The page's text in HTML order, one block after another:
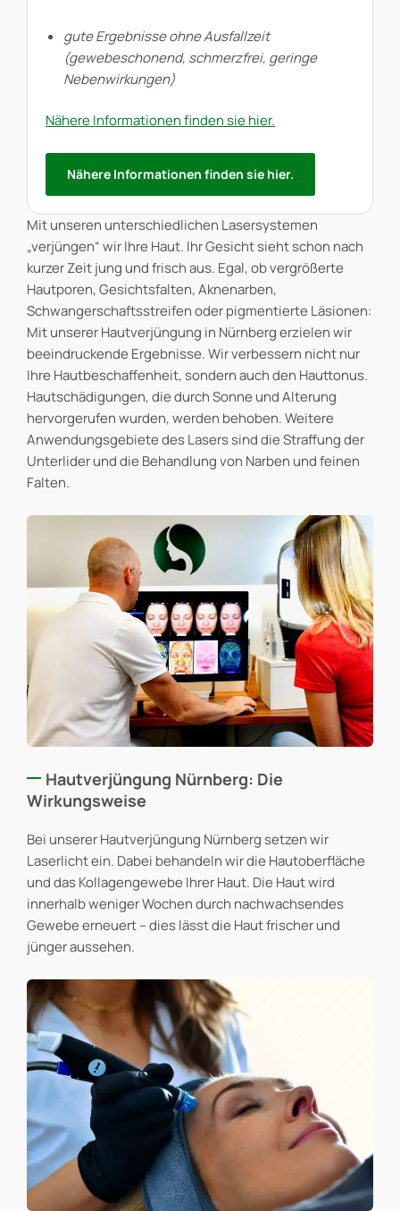
gute Ergebnisse ohne Ausfallzeit
(gewebeschonend, schmerzfrei, geringe
Nebenwirkungen)
Nähere Informationen finden sie hier.
Nähere Informationen finden sie hier.
Mit unseren unterschiedlichen Lasersystemen
„verjüngen“ wir Ihre Haut. Ihr Gesicht sieht schon nach
kurzer Zeit jung und frisch aus. Egal, ob vergrößerte
Hautporen, Gesichtsfalten, Aknenarben,
Schwangerschaftsstreifen oder pigmentierte Läsionen:
Mit unserer Hautverjüngung in Nürnberg erzielen wir
beeindruckende Ergebnisse. Wir verbessern nicht nur
Ihre Hautbeschaffenheit, sondern auch den Hauttonus.
Hautschädigungen, die durch Sonne und Alterung
hervorgerufen wurden, werden behoben. Weitere
Anwendungsgebiete des Lasers sind die Straffung der
Unterlider und die Behandlung von Narben und feinen
Falten.
Hautverjüngung Nürnberg: Die
Wirkungsweise
Bei unserer Hautverjüngung Nürnberg setzen wir
Laserlicht ein. Dabei behandeln wir die Hautoberfläche
und das Kollagengewebe Ihrer Haut. Die Haut wird
innerhalb weniger Wochen durch nachwachsendes
Gewebe erneuert – dies lässt die Haut frischer und
jünger aussehen.